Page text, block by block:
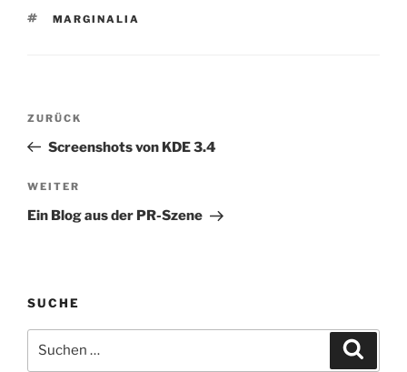
SCHLAGWÖRTER
MARGINALIA
Beitragsnavigation
Vorheriger
Beitrag
ZURÜCK
Screenshots von KDE 3.4
Nächster
Beitrag
WEITER
Ein Blog aus der PR-Szene
SUCHE
nach: